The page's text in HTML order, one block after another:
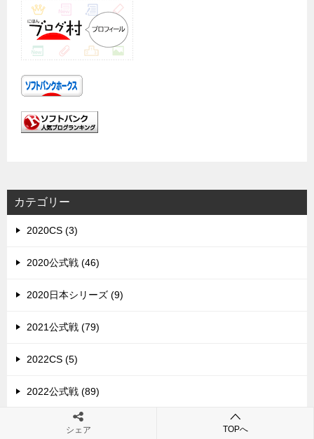
カテゴリー
2020CS (3)
2020公式戦 (46)
2020日本シリーズ (9)
2021公式戦 (79)
2022CS (5)
2022公式戦 (89)
2023公式戦 (18)
シェア TOPへ